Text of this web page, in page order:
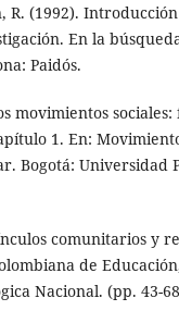
R. (1992).
En la
Paidós.
movimientos
1. En:
Bogotá: Universidad
comunitarios y
de
Nacional. (pp. 43-